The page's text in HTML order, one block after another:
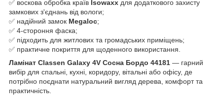
✅ воскова обробка країв Isowaxx для додаткового захисту
замкових з'єднань від вологи;
✅ надійний замок Megaloc;
✅ 4-стороння фаска;
✅ підходить для житлових та громадських приміщень;
✅ практичне покриття для щоденного використання.
Ламінат Classen Galaxy 4V Сосна Бордо 44181 — гарний
вибір для спальні, кухні, коридору, вітальні або офісу, де
потрібно поєднати натуральний вигляд дерева, комфорт та
практичність.